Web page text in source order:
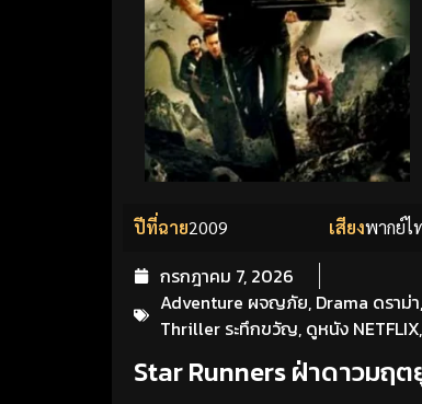
ปีที่ฉาย2009 เสียงพากย์ไ
กรกฎาคม 7, 2026
Adventure ผจญภัย, Drama ดราม่า,
Thriller ระทึกขวัญ, ดูหนัง NETFLIX,
Star Runners ฝ่าดาวมฤ